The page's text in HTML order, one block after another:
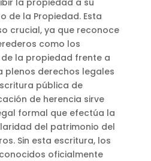
de la Propiedad. Esta
crucial, ya que reconoce
como los
la propiedad frente a
plenos derechos legales
pública de
de herencia sirve
formal que efectúa la
del patrimonio del
Sin esta escritura, los
oficialmente